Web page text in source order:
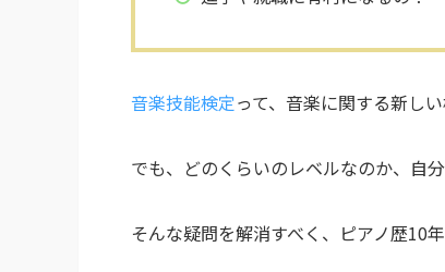
音楽技能検定って、音楽に関する新し
でも、どのくらいのレベルなのか、自
そんな疑問を解消すべく、ピアノ歴10